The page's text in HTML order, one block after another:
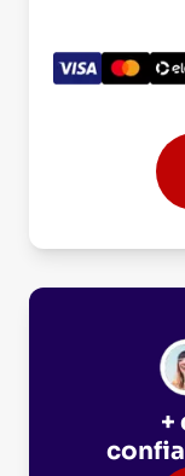
+